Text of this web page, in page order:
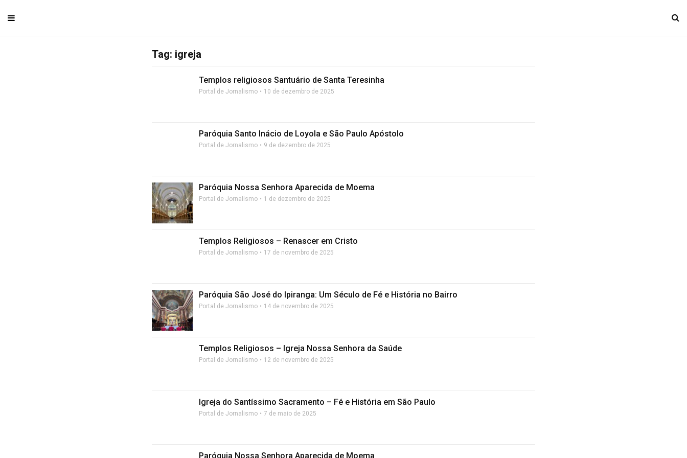
Tag: igreja
Templos religiosos Santuário de Santa Teresinha
Portal de Jornalismo 10 de dezembro de 2025
Paróquia Santo Inácio de Loyola e São Paulo Apóstolo
Portal de Jornalismo 9 de dezembro de 2025
Paróquia Nossa Senhora Aparecida de Moema
Portal de Jornalismo 1 de dezembro de 2025
Templos Religiosos – Renascer em Cristo
Portal de Jornalismo 17 de novembro de 2025
Paróquia São José do Ipiranga: Um Século de Fé e História no Bairro
Portal de Jornalismo 14 de novembro de 2025
Templos Religiosos – Igreja Nossa Senhora da Saúde
Portal de Jornalismo 12 de novembro de 2025
Igreja do Santíssimo Sacramento – Fé e História em São Paulo
Portal de Jornalismo 7 de maio de 2025
Paróquia Nossa Senhora Aparecida de Moema